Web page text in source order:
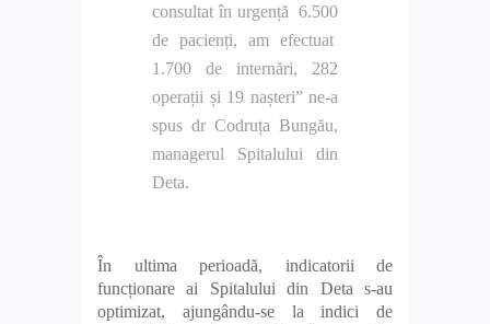
consultat în urgență 6.500
de pacienți, am efectuat
1.700 de internări, 282
operații și 19 nașteri” ne-a
spus dr Codruța Bungău,
managerul Spitalului din
Deta.
În ultima perioadă, indicatorii de
funcționare ai Spitalului din Deta s-au
optimizat, ajungându-se la indici de